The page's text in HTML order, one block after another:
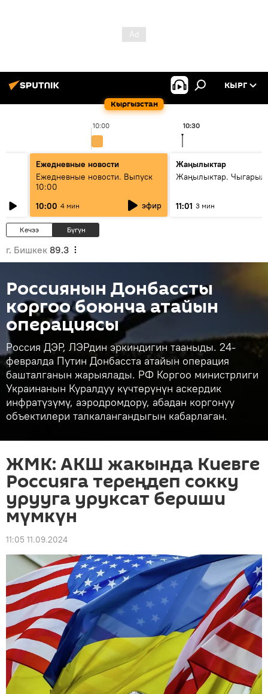
Кыргызстан
КЫРГ
10:00 10:30
Ежедневные новости
Ежедневные новости. Выпуск
10:00
10:00 4 мин эфир
Жаңылыктар
Жаңылыктар.
11:01 3 мин
Кечээ Бүгүн
г. Бишкек 89.3
Россиянын Донбассты
коргоо боюнча атайын
операциясы
Россия ДЭР, ЛЭРдин эркиндигин тааныды. 24-
февралда Путин Донбасста атайын операция
башталганын жарыялады. РФ Коргоо министрлиги
Украинанын Куралдуу күчтөрүнүн аскердик
инфратүзүмү, аэродромдору, абадан коргонуу
объектилери талкалангандыгын кабарлаган.
ЖМК: АКШ жакында Киевге
Россияга тереңдеп сокку
урууга уруксат бериши
мүмкүн
11:05 11.09.2024